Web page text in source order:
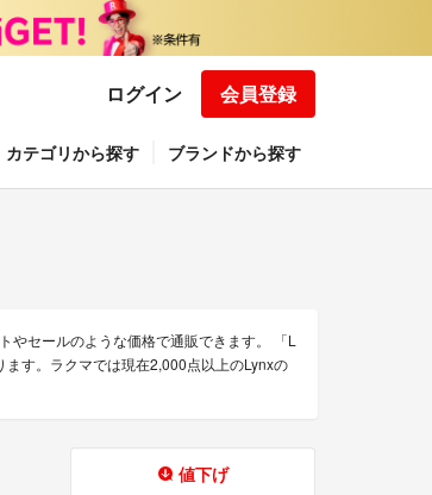
ログイン 会員登録
カテゴリから探す ブランドから探す
やセールのような価格で通販できます。 「L
す。ラクマでは現在2,000点以上のLynxの
値下げ